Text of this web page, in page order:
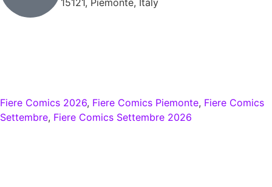
Fiere Comics 2026, Fiere Comics Piemonte, Fiere Comics
Settembre, Fiere Comics Settembre 2026